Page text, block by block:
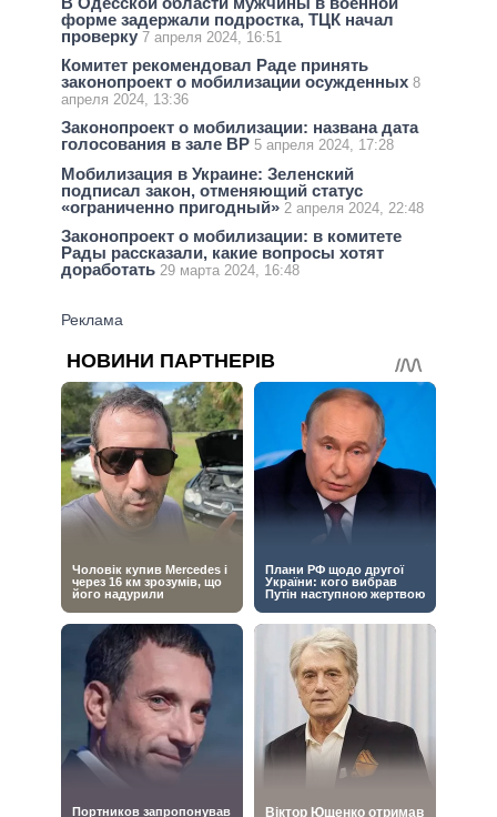
форме задержали подростка, ТЦК начал
проверку 7 апреля 2024, 16:51
Комитет рекомендовал Раде принять
законопроект о мобилизации осужденных 8
апреля 2024, 13:36
Законопроект о мобилизации: названа дата
голосования в зале ВР 5 апреля 2024, 17:28
Мобилизация в Украине: Зеленский
подписал закон, отменяющий статус
«ограниченно пригодный» 2 апреля 2024, 22:48
Законопроект о мобилизации: в комитете
Рады рассказали, какие вопросы хотят
доработать 29 марта 2024, 16:48